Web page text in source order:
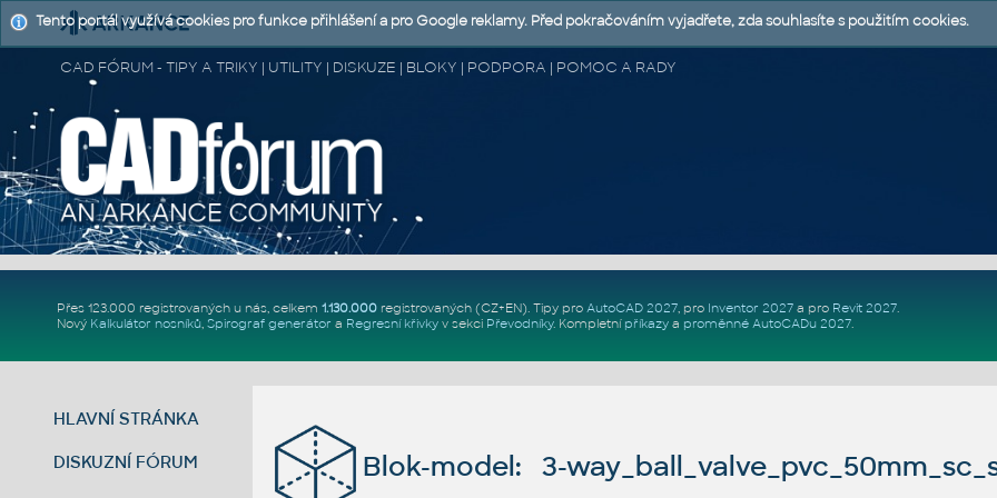
CAD FÓRUM - TIPY A TRIKY | UTILITY | DISKUZE | BLOKY | PODPORA | POMOC A RADY
Přes 123.000 registrovaných u nás, celkem 1.130.000registrovaných (CZ+EN). Tipy pro AutoCAD 2027, pro Inventor 2027a pro Revit 2027.
Nový Kalkulátor nosníků, Spirograf generátor a Regresní křivkyv sekci Převodníky. Kompletní příkazya proměnné AutoCADu 2027.
HLAVNÍ STRÁNKA
DISKUZNÍ FÓRUM Blok-model: 3-
Tento portál využívá cookies pro funkce přihlášení a pro Google reklamy. Před pokračováním vyjadřete, zda souhlasíte s použitím cookies.